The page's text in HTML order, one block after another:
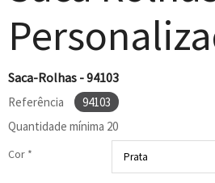
Saca-Rolhas - 94103
Referência
94103
Quantidade mínima 20
Cor *